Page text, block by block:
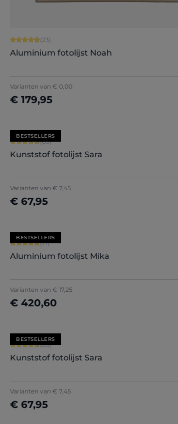
Gemiddelde waardering van 4.91 van 5 sterren
(23)
Aluminium fotolijst Noah
Varianten van € 0,00
€ 179,95
Nu configureren
BESTSELLERS
Gemiddelde waardering van 4.71 van 5 sterren
(85)
Kunststof fotolijst Sara
Varianten van € 7,45
€ 67,95
Nu configureren
BESTSELLERS
Gemiddelde waardering van 5 van 5 sterren
(21)
Aluminium fotolijst Mika
Varianten van € 17,25
€ 420,60
Nu configureren
BESTSELLERS
Gemiddelde waardering van 4.71 van 5 sterren
(85)
Kunststof fotolijst Sara
Varianten van € 7,45
€ 67,95
Nu configureren